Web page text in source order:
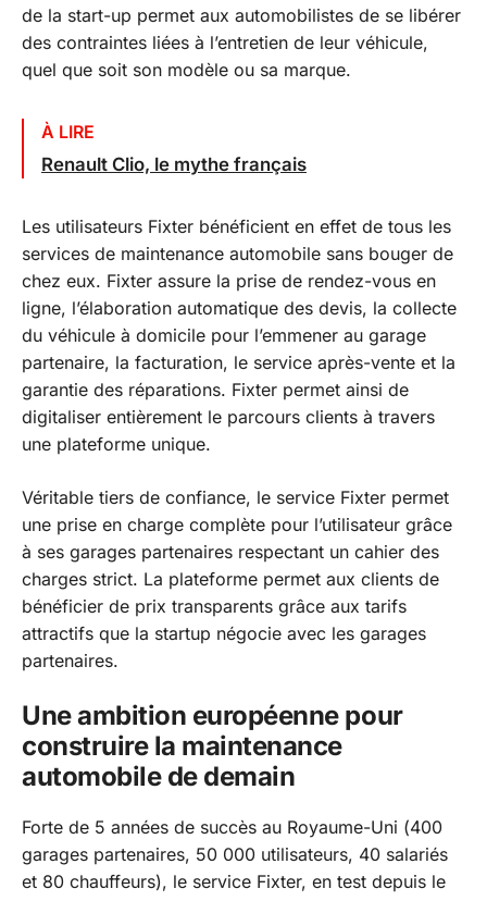
de la start-up permet aux automobilistes de se libérer
des contraintes liées à l’entretien de leur véhicule,
quel que soit son modèle ou sa marque.
À LIRE
Renault Clio, le mythe français
Les utilisateurs Fixter bénéficient en effet de tous les
services de maintenance automobile sans bouger de
chez eux. Fixter assure la prise de rendez-vous en
ligne, l’élaboration automatique des devis, la collecte
du véhicule à domicile pour l’emmener au garage
partenaire, la facturation, le service après-vente et la
garantie des réparations. Fixter permet ainsi de
digitaliser entièrement le parcours clients à travers
une plateforme unique.
Véritable tiers de confiance, le service Fixter permet
une prise en charge complète pour l’utilisateur grâce
à ses garages partenaires respectant un cahier des
charges strict. La plateforme permet aux clients de
bénéficier de prix transparents grâce aux tarifs
attractifs que la startup négocie avec les garages
partenaires.
Une ambition européenne pour
construire la maintenance
automobile de demain
Forte de 5 années de succès au Royaume-Uni (400
garages partenaires, 50 000 utilisateurs, 40 salariés
et 80 chauffeurs), le service Fixter, en test depuis le